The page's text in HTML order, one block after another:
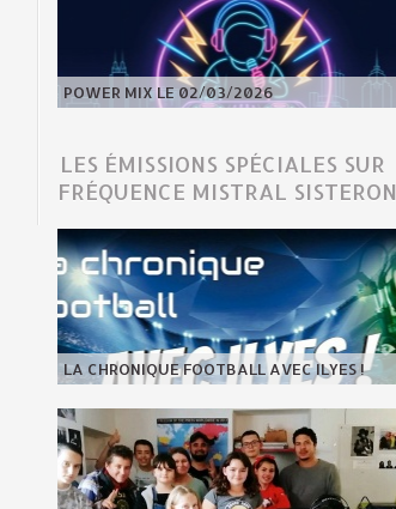
POWER MIX LE 02/03/2026
LES ÉMISSIONS SPÉCIALES SUR
FRÉQUENCE MISTRAL SISTERON
LA CHRONIQUE FOOTBALL AVEC ILYES !